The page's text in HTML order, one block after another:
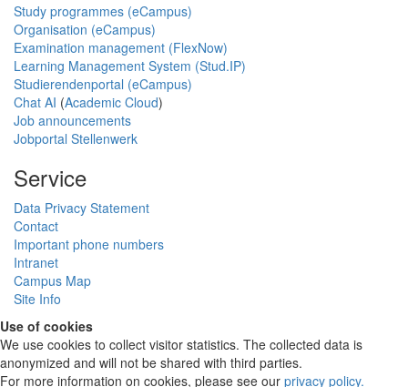
Study programmes (eCampus)
Organisation (eCampus)
Examination management (FlexNow)
Learning Management System (Stud.IP)
Studierendenportal (eCampus)
Chat AI (Academic Cloud)
Job announcements
Jobportal Stellenwerk
Service
Data Privacy Statement
Contact
Important phone numbers
Intranet
Campus Map
Site Info
Use of cookies
We use cookies to collect visitor statistics. The collected data is
anonymized and will not be shared with third parties.
For more information on cookies, please see our privacy policy.